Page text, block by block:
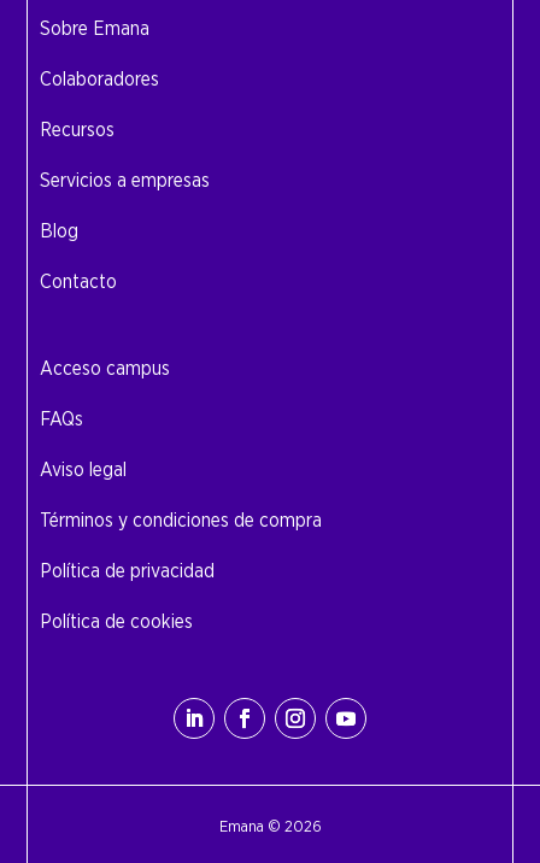
Sobre Emana
Colaboradores
Recursos
Servicios a empresas
Blog
Contacto
Acceso campus
FAQs
Aviso legal
Términos y condiciones de compra
Política de privacidad
Política de cookies
Emana © 2026